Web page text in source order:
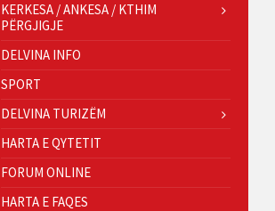
KERKESA / ANKESA / KTHIM
PËRGJIGJE
DELVINA INFO
SPORT
DELVINA TURIZËM
HARTA E QYTETIT
FORUM ONLINE
HARTA E FAQES